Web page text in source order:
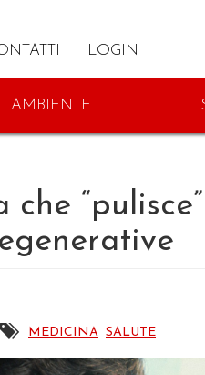
LOGIN
AMBIENTE
che
MEDICINA SALUTE